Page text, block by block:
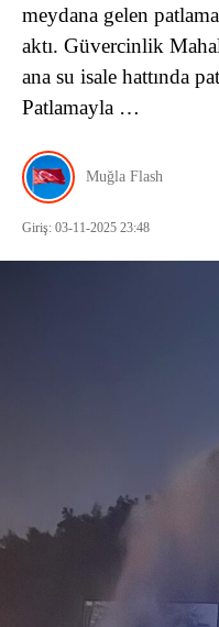
meydana gelen
aktı. Güvercinlik
ana su isale hattında
Patlamayla …
Muğla Flash
Giriş: 03-11-2025 23:48